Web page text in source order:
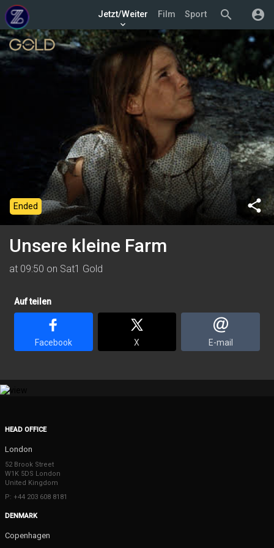
search account_circle
Jetzt/Weiter
keyboard_arrow_down
Film Sport
share
Ended
Unsere kleine Farm
at 09:50 on Sat1 Gold
Auf teilen
Facebook X E-mail
HEAD OFFICE
London
52 Brook Street
W1K 5DS London
United Kingdom
P: +44 203 608 8181
DENMARK
Copenhagen